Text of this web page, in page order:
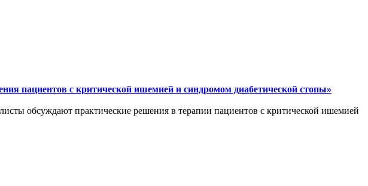
пациентов с критической ишемией и синдромом диабетической стопы»
обсуждают практические решения в терапии пациентов с критической ишемией